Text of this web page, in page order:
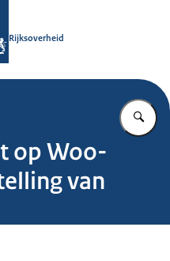
Rijksoverheid
op Woo-
van